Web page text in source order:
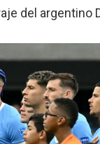
del argentino